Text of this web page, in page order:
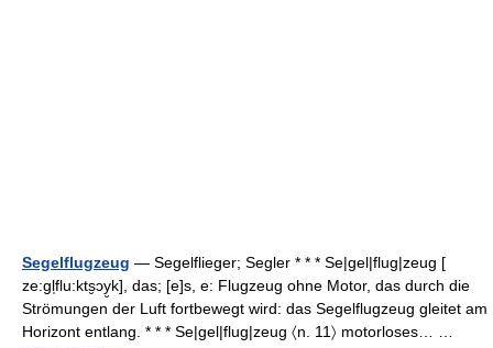
Segelflugzeug — Segelflieger; Segler * * * Se|gel|flug|zeug [
ze:gl̩flu:kts̮ɔy̮k], das; [e]s, e: Flugzeug ohne Motor, das durch die
Strömungen der Luft fortbewegt wird: das Segelflugzeug gleitet am
Horizont entlang. * * * Se|gel|flug|zeug 〈n. 11〉 motorloses… …